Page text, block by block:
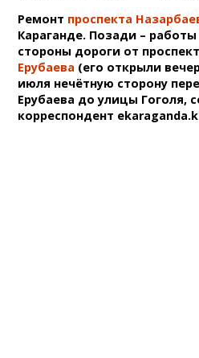
Ремонт проспекта
Караганде. Позади –
стороны дороги от
Ерубаева (его открыли
июля нечётную сторону
Ерубаева до улицы Гоголя,
корреспондент